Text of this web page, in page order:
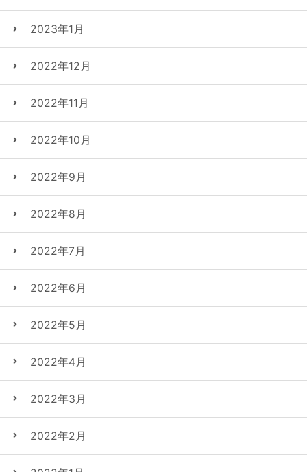
2023年1月
2022年12月
2022年11月
2022年10月
2022年9月
2022年8月
2022年7月
2022年6月
2022年5月
2022年4月
2022年3月
2022年2月